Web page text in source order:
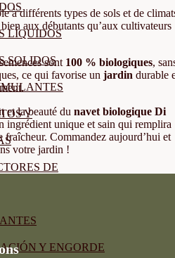
LÍQUIDOS
SOLIDOS
Y
DE
Y ENGORDE
à différents types de sols et de
aux débutants qu’aux cultivateurs
sont 100 % biologiques,
ce qui favorise un jardin durable
et la beauté du navet biologique Di
ingrédient unique et sain qui remplira
fraîcheur. Commandez aujourd’hui et
votre jardin !